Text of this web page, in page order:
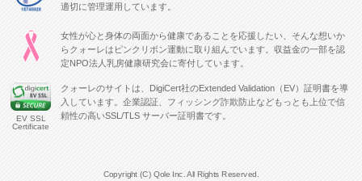
適切に管理運用しています。
女性が心と身体の両面から健康であることを応援したい、そんな想いか
らクォーレはピンクリボン運動に取り組んでいます。収益金の一部を認
定NPO法人乳房健康研究会に寄付しています。
EV SSL
Certificate
クォーレのサイトは、DigiCert社のExtended Validation（EV）証明書を導
入しています。企業認証、フィッシング詐欺防止などもっとも上位で信
頼性の高いSSL/TLS サーバー証明書です。
Copyright (C) Qole Inc. All Rights Reserved.